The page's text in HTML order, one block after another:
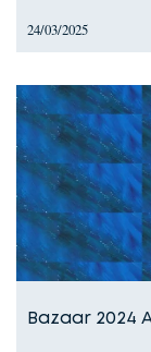
24/03/2025
Bazaar 2024